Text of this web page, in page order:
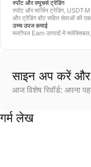
स्पॉट और फ़्यूचर्स ट्रेडिंग
स्पॉट और मार्जिन ट्रेडिंग, USDT-
और ट्रेडिंग बॉट सहित सेवाओं की
उच्च उपज कमाई
मल्टीपल Earn उत्पादों में
साइन अप करें
आज विशेष रिवॉर्ड: अपना
गर्म लेख